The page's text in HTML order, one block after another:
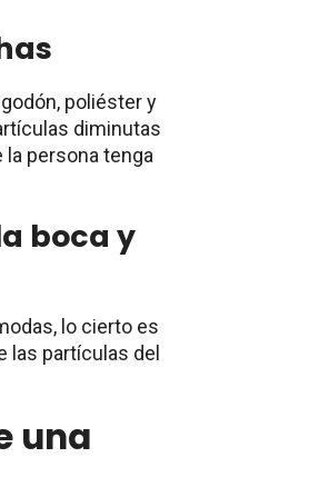
poliéster y
diminutas
la persona tenga
boca y
lo cierto es
las partículas del
una